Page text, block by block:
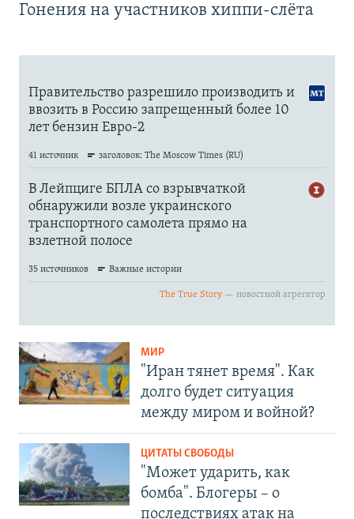
Гонения на участников хиппи-слёта
МИР
"Иран тянет время". Как
долго будет ситуация
между миром и войной?
ЦИТАТЫ СВОБОДЫ
"Может ударить, как
бомба". Блогеры – о
последствиях атак на